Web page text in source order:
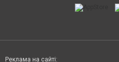
Реклама на сайті: